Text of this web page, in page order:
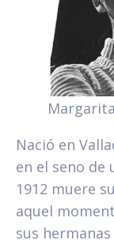
Nació en
en el seno de
1912 muere
aquel
sus